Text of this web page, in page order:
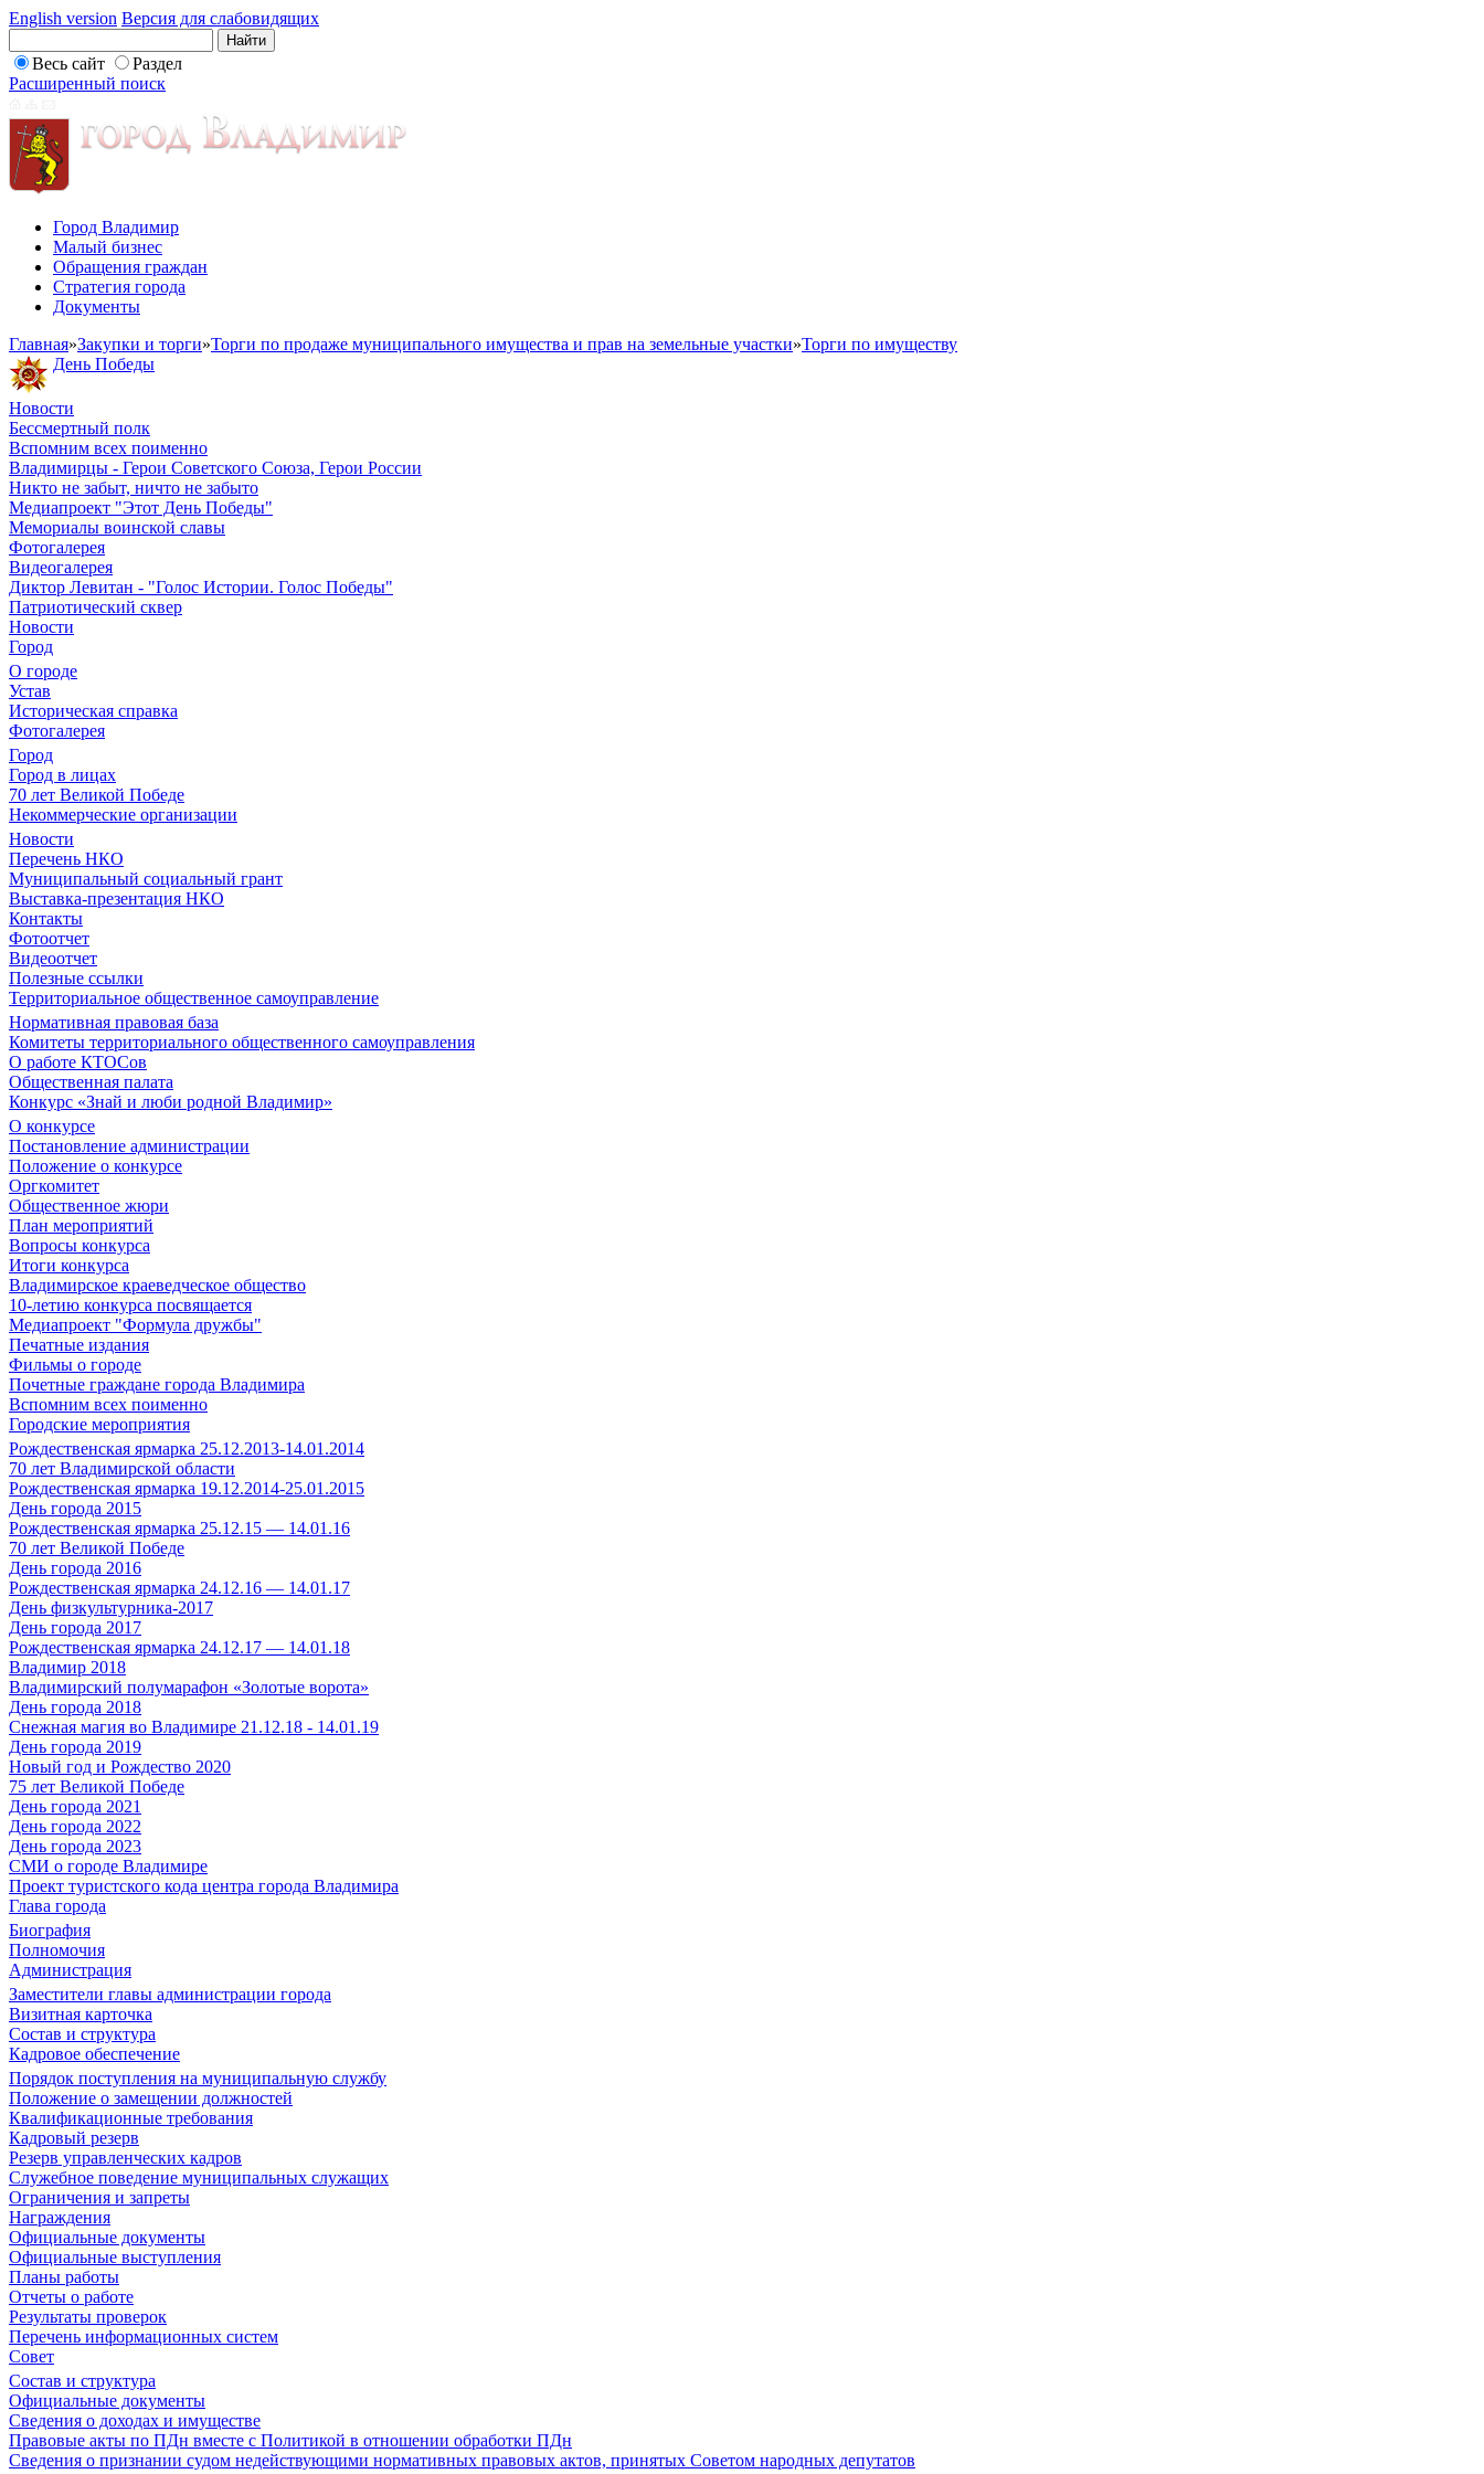
English version Версия для слабовидящих
Весь сайт
Раздел
Расширенный поиск
Город Владимир
Малый бизнес
Обращения граждан
Стратегия города
Документы
Главная»Закупки и торги»Торги по продаже муниципального имущества и прав на земельные участки»Торги по имуществу
День Победы
Новости
Бессмертный полк
Вспомним всех поименно
Владимирцы - Герои Советского Союза, Герои России
Никто не забыт, ничто не забыто
Медиапроект "Этот День Победы"
Мемориалы воинской славы
Фотогалерея
Видеогалерея
Диктор Левитан - "Голос Истории. Голос Победы"
Патриотический сквер
Новости
Город
О городе
Устав
Историческая справка
Фотогалерея
Город
Город в лицах
70 лет Великой Победе
Некоммерческие организации
Новости
Перечень НКО
Муниципальный социальный грант
Выставка-презентация НКО
Контакты
Фотоотчет
Видеоотчет
Полезные ссылки
Территориальное общественное самоуправление
Нормативная правовая база
Комитеты территориального общественного самоуправления
О работе КТОСов
Общественная палата
Конкурс «Знай и люби родной Владимир»
О конкурсе
Постановление администрации
Положение о конкурсе
Оргкомитет
Общественное жюри
План мероприятий
Вопросы конкурса
Итоги конкурса
Владимирское краеведческое общество
10-летию конкурса посвящается
Медиапроект "Формула дружбы"
Печатные издания
Фильмы о городе
Почетные граждане города Владимира
Вспомним всех поименно
Городские мероприятия
Рождественская ярмарка 25.12.2013-14.01.2014
70 лет Владимирской области
Рождественская ярмарка 19.12.2014-25.01.2015
День города 2015
Рождественская ярмарка 25.12.15 — 14.01.16
70 лет Великой Победе
День города 2016
Рождественская ярмарка 24.12.16 — 14.01.17
День физкультурника-2017
День города 2017
Рождественская ярмарка 24.12.17 — 14.01.18
Владимир 2018
Владимирский полумарафон «Золотые ворота»
День города 2018
Снежная магия во Владимире 21.12.18 - 14.01.19
День города 2019
Новый год и Рождество 2020
75 лет Великой Победе
День города 2021
День города 2022
День города 2023
СМИ о городе Владимире
Проект туристского кода центра города Владимира
Глава города
Биография
Полномочия
Администрация
Заместители главы администрации города
Визитная карточка
Состав и структура
Кадровое обеспечение
Порядок поступления на муниципальную службу
Положение о замещении должностей
Квалификационные требования
Кадровый резерв
Резерв управленческих кадров
Служебное поведение муниципальных служащих
Ограничения и запреты
Награждения
Официальные документы
Официальные выступления
Планы работы
Отчеты о работе
Результаты проверок
Перечень информационных систем
Совет
Состав и структура
Официальные документы
Сведения о доходах и имуществе
Правовые акты по ПДн вместе с Политикой в отношении обработки ПДн
Сведения о признании судом недействующими нормативных правовых актов, принятых Советом народных депутатов